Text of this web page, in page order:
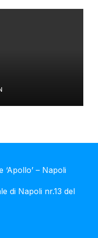
– Napoli
di Napoli nr.13 del